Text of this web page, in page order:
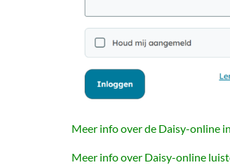
Meer info over de Daisy-online
Meer info over Daisy-online